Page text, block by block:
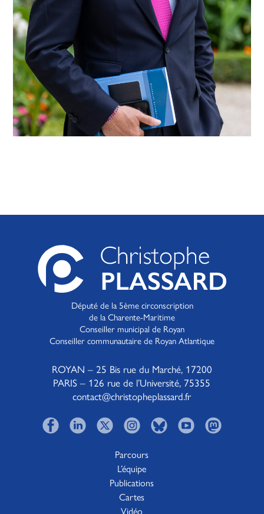
Député de la 5ème circonscription
de la Charente-Maritime
Conseiller municipal de Royan
Conseiller communautaire de Royan Atlantique
ROYAN – 25 Bis rue du Marché, 17200
PARIS – 126 rue de l’Université, 75355
contact@christopheplassard.fr
Parcours
L’équipe
Publications
Cartes
Vidéo